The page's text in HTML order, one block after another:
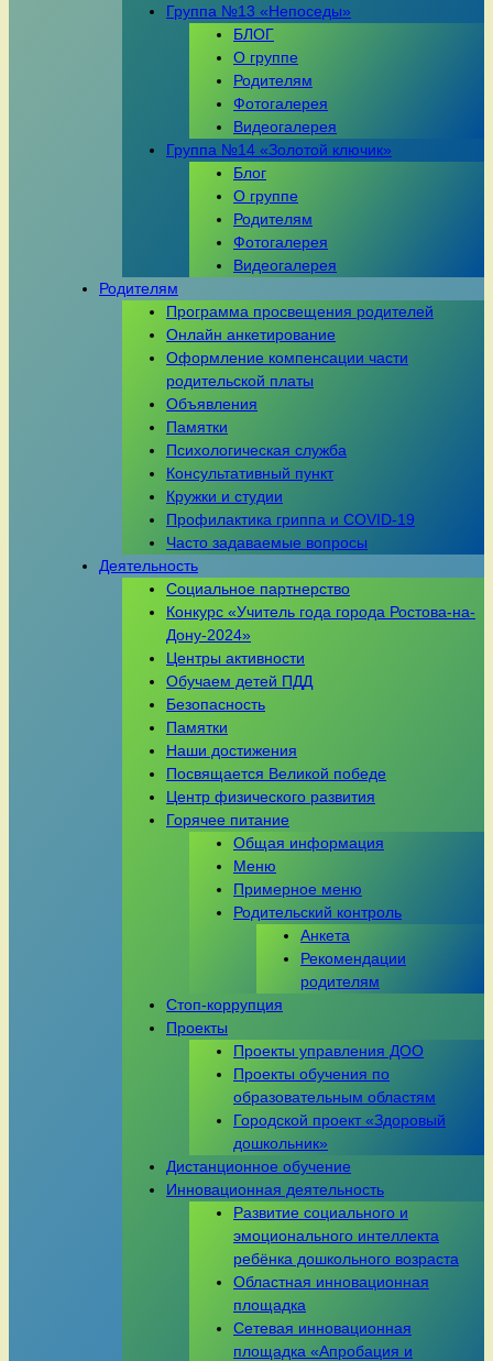
Группа №13 «Непоседы»
БЛОГ
О группе
Родителям
Фотогалерея
Видеогалерея
Группа №14 «Золотой ключик»
Блог
О группе
Родителям
Фотогалерея
Видеогалерея
Родителям
Программа просвещения родителей
Онлайн анкетирование
Оформление компенсации части
родительской платы
Объявления
Памятки
Психологическая служба
Консультативный пункт
Кружки и студии
Профилактика гриппа и COVID-19
Часто задаваемые вопросы
Деятельность
Социальное партнерство
Конкурс «Учитель года города Ростова-на-
Дону-2024»
Центры активности
Обучаем детей ПДД
Безопасность
Памятки
Наши достижения
Посвящается Великой победе
Центр физического развития
Горячее питание
Общая информация
Меню
Примерное меню
Родительский контроль
Анкета
Рекомендации
родителям
Стоп-коррупция
Проекты
Проекты управления ДОО
Проекты обучения по
образовательным областям
Городской проект «Здоровый
дошкольник»
Дистанционное обучение
Инновационная деятельность
Развитие социального и
эмоционального интеллекта
ребёнка дошкольного возраста
Областная инновационная
площадка
Сетевая инновационная
площадка «Апробация и